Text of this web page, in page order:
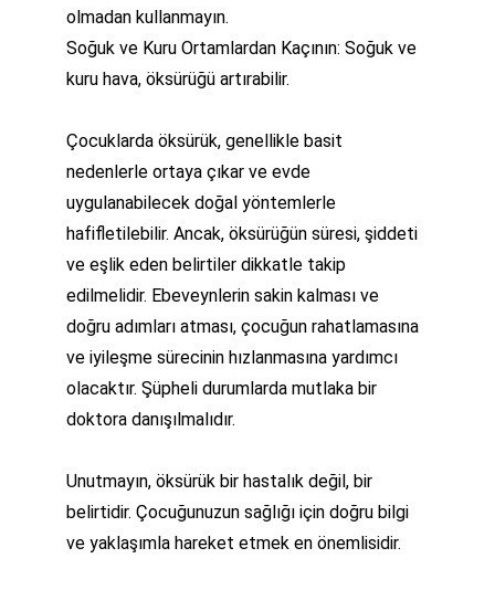
olmadan kullanmayın.
Soğuk ve Kuru Ortamlardan Kaçının: Soğuk ve
kuru hava, öksürüğü artırabilir.
Çocuklarda öksürük, genellikle basit
nedenlerle ortaya çıkar ve evde
uygulanabilecek doğal yöntemlerle
hafifletilebilir. Ancak, öksürüğün süresi, şiddeti
ve eşlik eden belirtiler dikkatle takip
edilmelidir. Ebeveynlerin sakin kalması ve
doğru adımları atması, çocuğun rahatlamasına
ve iyileşme sürecinin hızlanmasına yardımcı
olacaktır. Şüpheli durumlarda mutlaka bir
doktora danışılmalıdır.
Unutmayın, öksürük bir hastalık değil, bir
belirtidir. Çocuğunuzun sağlığı için doğru bilgi
ve yaklaşımla hareket etmek en önemlisidir.